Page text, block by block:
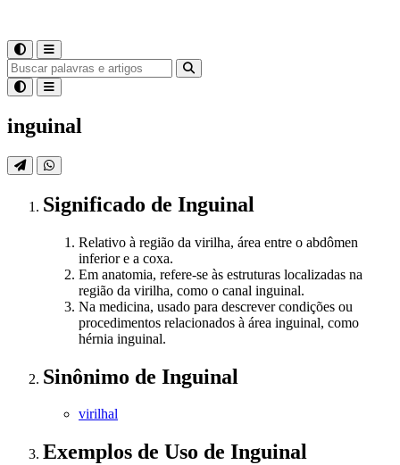
inguinal
Significado de Inguinal
Relativo à região da virilha, área entre o abdômen
inferior e a coxa.
Em anatomia, refere-se às estruturas localizadas na
região da virilha, como o canal inguinal.
Na medicina, usado para descrever condições ou
procedimentos relacionados à área inguinal, como
hérnia inguinal.
Sinônimo de Inguinal
virilhal
Exemplos de Uso de Inguinal